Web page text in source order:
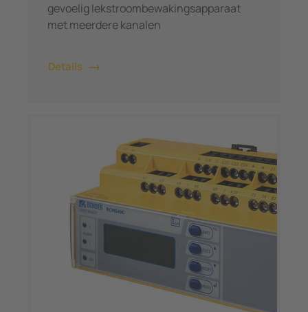
gevoelig lekstroombewakingsapparaat
met meerdere kanalen
Details